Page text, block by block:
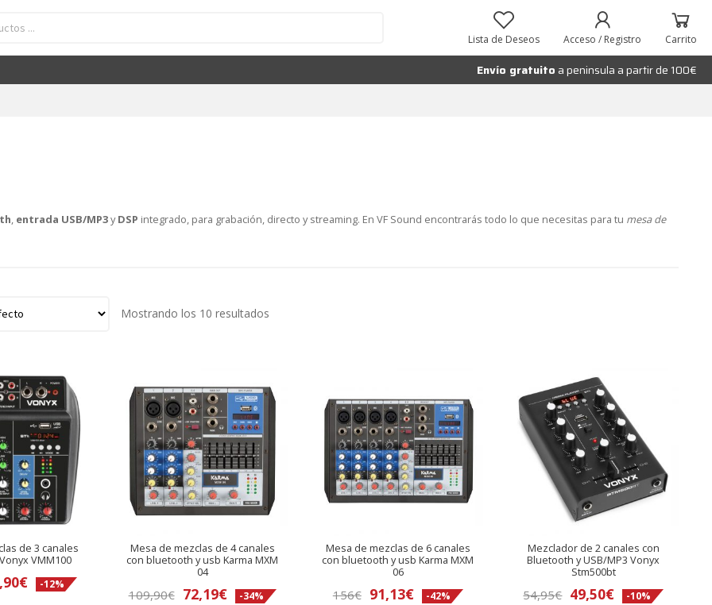
Lista de Deseos Acceso / Registro Carrito
Envío gratuito a peninsula a partir de 100€
, entrada USB/MP3yDSP integrado, para grabación, directo y streaming. En VF Sound encontrarás todo lo que necesitas para tu mesa de
Mostrando los 10 resultados
de 3 canales
VMM100
€El-12%
Mesa de mezclas de 4 canales
con bluetooth y usb Karma MXM
04
109,90€ El
72,19€El-34%
Mesa de mezclas de 6 canales
con bluetooth y usb Karma MXM
06
156€ El
91,13€El-42%
Mezclador de 2 canales con
Bluetooth y USB/MP3 Vonyx
Stm500bt
54,95€ El
49,50€El-10%